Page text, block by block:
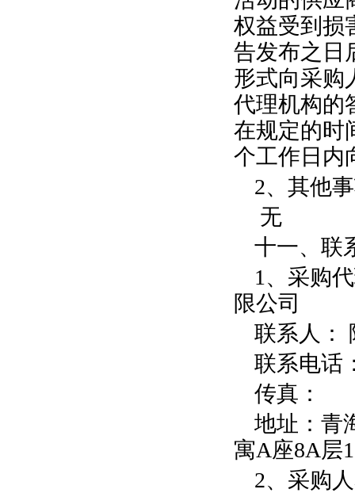
权益受到损
告发布之日
形式向采购
代理机构的
在规定的时
个工作日内
2、其他
无
十一、联
1 、采购
限公司
联系人：
联系电话
传真：
地址： 青
寓A座8A层
2、采购